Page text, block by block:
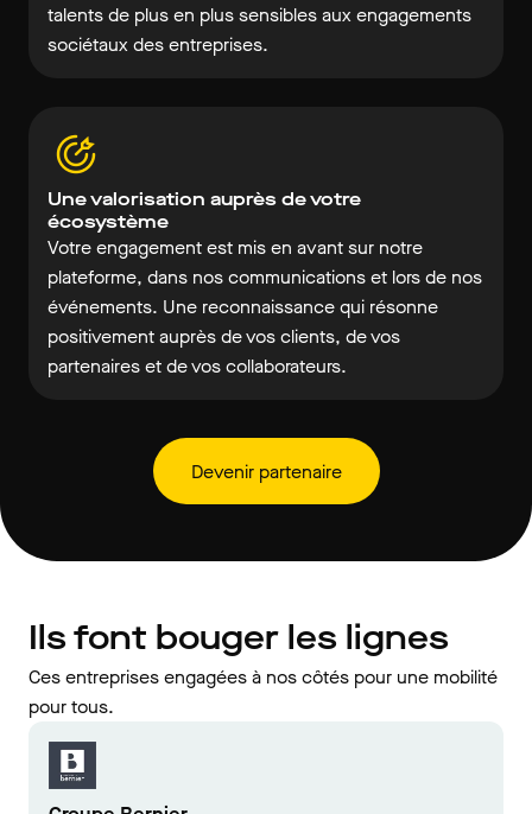
talents de plus en plus sensibles aux engagements
sociétaux des entreprises.
Une valorisation auprès de votre
écosystème
Votre engagement est mis en avant sur notre
plateforme, dans nos communications et lors de nos
événements. Une reconnaissance qui résonne
positivement auprès de vos clients, de vos
partenaires et de vos collaborateurs.
Devenir partenaire
Ils font bouger les lignes
Ces entreprises engagées à nos côtés pour une mobilité
pour tous.